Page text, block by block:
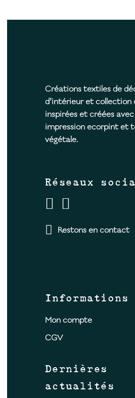
Créations textiles de
d’intérieur et collection
inspirées et créées
impression ecorpint et
végétale.
Réseaux
Restons en contact
Informations
Mon compte
CGV
Dernières
actualités